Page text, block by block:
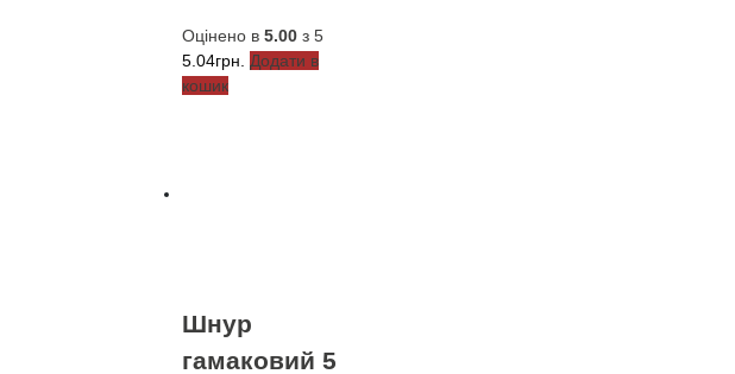
Оцінено в 5.00 з 5
5.04грн. Додати в
кошик
Шнур
гамаковий 5